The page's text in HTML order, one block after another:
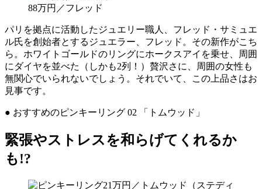
88万円／フレッド
パリを拠点に活動したジュエリー職人、フレッド・サミュエ
ル氏を創始者とするジュエラー、フレッド。その新作がこち
ら。ホワイトゴールドのリングにホークスアイを乗せ、周囲
にダイヤを並べた（しかも2列！）贅沢さに、周囲の女性も
無関心でいられないでしょう。それでいて、この上品さはお
見事です。
● おすすめのピンキーリング 02 「トムウッド」
緊張やストレスを和らげてくれるか
も!?